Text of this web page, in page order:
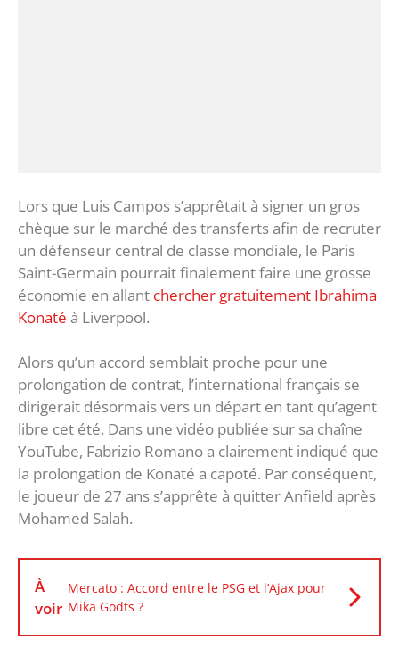
Lors que Luis Campos s’apprêtait à signer un gros
chèque sur le marché des transferts afin de recruter
un défenseur central de classe mondiale, le Paris
Saint-Germain pourrait finalement faire une grosse
économie en allant chercher gratuitement Ibrahima
Konaté à Liverpool.
Alors qu’un accord semblait proche pour une
prolongation de contrat, l’international français se
dirigerait désormais vers un départ en tant qu’agent
libre cet été. Dans une vidéo publiée sur sa chaîne
YouTube, Fabrizio Romano a clairement indiqué que
la prolongation de Konaté a capoté. Par conséquent,
le joueur de 27 ans s’apprête à quitter Anfield après
Mohamed Salah.
À
voir
Mercato : Accord entre le PSG et l’Ajax pour
Mika Godts ?